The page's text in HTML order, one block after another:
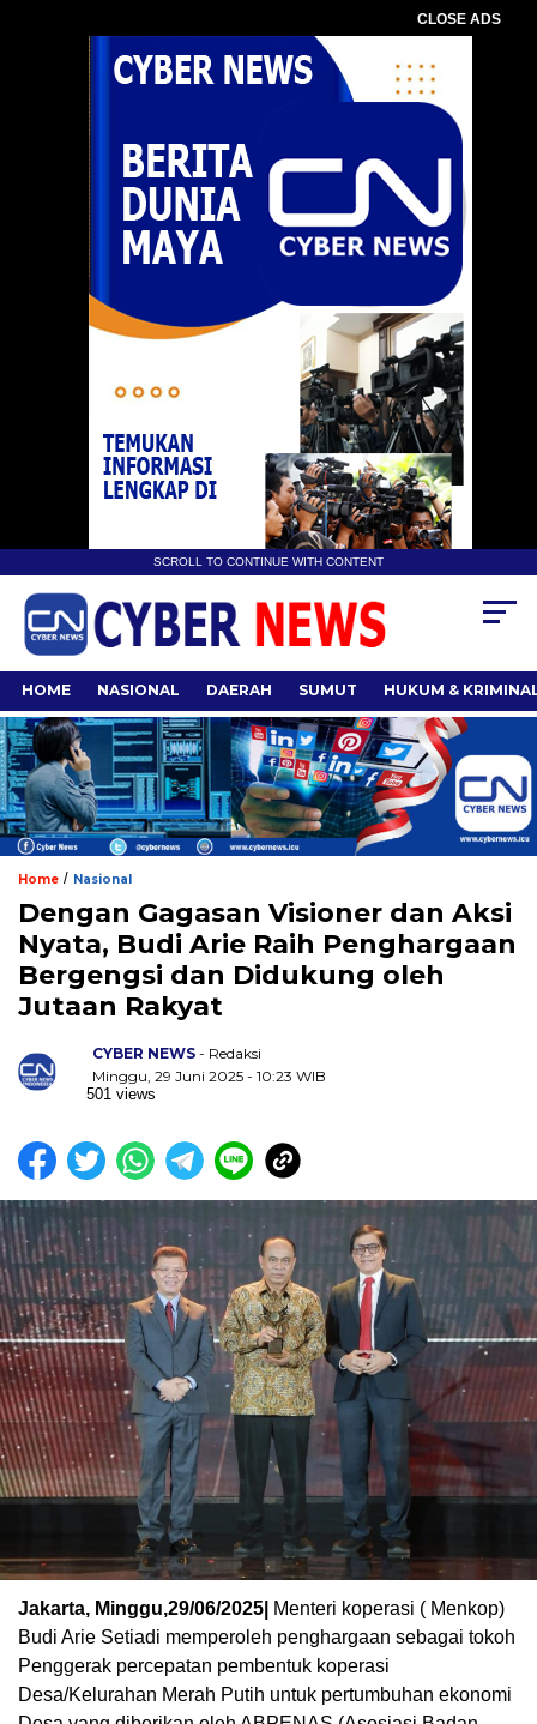
CLOSE ADS
SCROLL TO CONTINUE WITH CONTENT
HOME NASIONAL DAERAH SUMUT HUKUM &
Home / Nasional
Dengan Gagasan Visioner dan Aksi
Nyata, Budi Arie Raih Penghargaan
Bergengsi dan Didukung oleh
Jutaan Rakyat
CYBER NEWS - Redaksi
Minggu, 29 Juni 2025 - 10:23 WIB
501 views
Jakarta, Minggu,29/06/2025| Menteri koperasi ( Menkop)
Budi Arie Setiadi memperoleh penghargaan sebagai tokoh
Penggerak percepatan pembentuk koperasi
Desa/Kelurahan Merah Putih untuk pertumbuhan ekonomi